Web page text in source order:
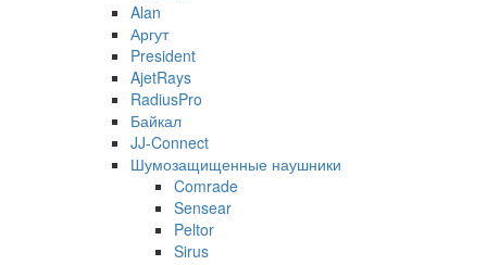
Alan
Аргут
President
AjetRays
RadiusPro
Байкал
JJ-Connect
Шумозащищенные наушники
Comrade
Sensear
Peltor
Sirus